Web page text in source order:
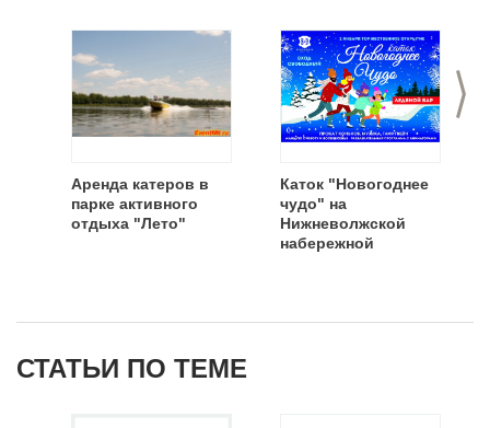
>
Аренда катеров в
парке активного
отдыха "Лето"
Каток "Новогоднее
чудо" на
Нижневолжской
набережной
СТАТЬИ ПО ТЕМЕ